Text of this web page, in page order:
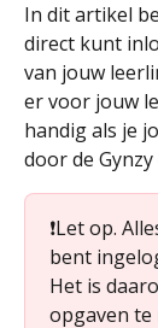
In dit artikel
direct kunt
van jouw
er voor jouw
handig als je
door de
❗️Let op.
bent
Het is
opgaven te